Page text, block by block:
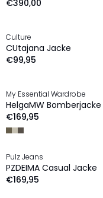
€390,00
NEU
Culture
CUtajana Jacke
€99,95
My Essential Wardrobe
HelgaMW Bomberjacke
€169,95
NEU
Pulz Jeans
PZDEIMA Casual Jacke
€169,95